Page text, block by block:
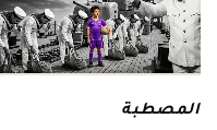
المصطبة